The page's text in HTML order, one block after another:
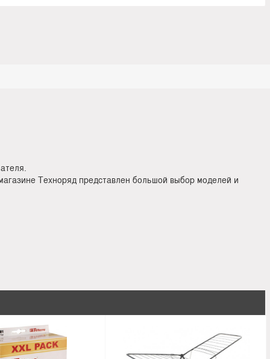
Техноряд представлен большой выбор моделей и